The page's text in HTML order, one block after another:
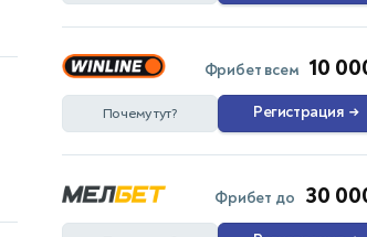
Фрибет всем 10
Почему тут? Регистрация →
Фрибет до 30